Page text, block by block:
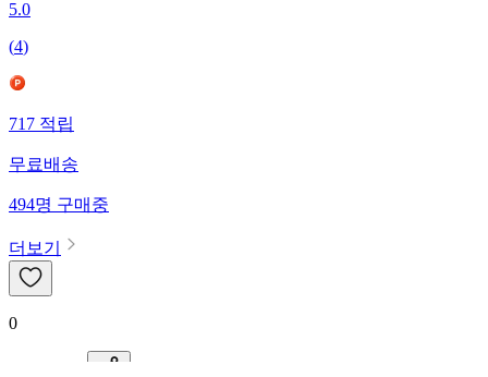
5.0
(4)
717적립
무료배송
494명구매중
더보기
0